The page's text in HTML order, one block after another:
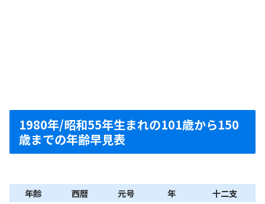
1980年/昭和55年生まれの101歳から150
歳までの年齢早見表
年齢 西暦 元号 年 十二支